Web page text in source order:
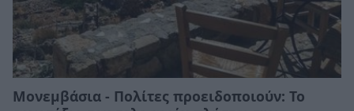
Μονεμβάσια - Πολίτες προειδοποιούν: Το